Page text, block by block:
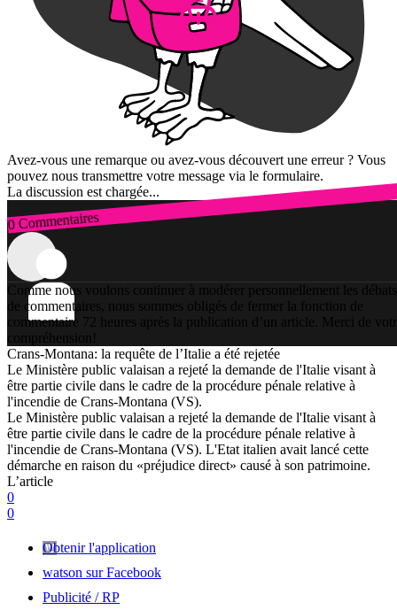
Avez-vous une remarque ou avez-vous découvert une erreur ? Vous
pouvez nous transmettre votre message via le formulaire.
La discussion est chargée...
0 Commentaires
Connexion
Comme nous voulons continuer à modérer personnellement les débats
de commentaires, nous sommes obligés de fermer la fonction de
commentaire 72 heures après la publication d’un article. Merci de
compréhension!
Crans-Montana: la requête de l’Italie a été rejetée
Le Ministère public valaisan a rejeté la demande de l'Italie visant à
être partie civile dans le cadre de la procédure pénale relative à
l'incendie de Crans-Montana (VS).
Le Ministère public valaisan a rejeté la demande de l'Italie visant à
être partie civile dans le cadre de la procédure pénale relative à
l'incendie de Crans-Montana (VS). L'Etat italien avait lancé cette
démarche en raison du «préjudice direct» causé à son patrimoine.
L’article
0
0
Obtenir l'application
watson sur Facebook
Publicité / RP